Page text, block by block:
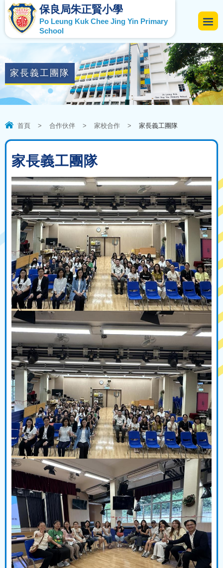
保良局朱正賢小學
Po Leung Kuk Chee Jing Yin Primary
School
家長義工團隊
首頁 > 合作伙伴 > 家校合作 > 家長義工團隊
家長義工團隊